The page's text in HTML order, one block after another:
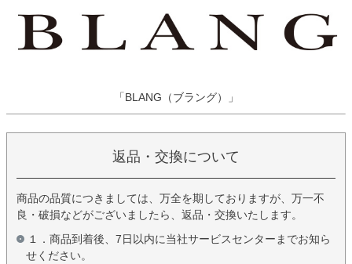
「BLANG（ブラング）」
返品・交換について
商品の品質につきましては、万全を期しておりますが、万一不
良・破損などがございましたら、返品・交換いたします。
１．商品到着後、7日以内に当社サービスセンターまでお知ら
せください。